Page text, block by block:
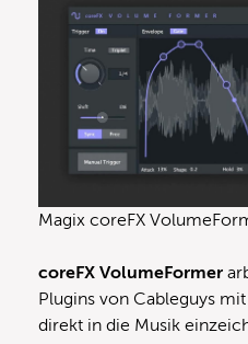
Magix coreFX
coreFX VolumeFormer
Plugins von Cableguys
direkt in die Musik